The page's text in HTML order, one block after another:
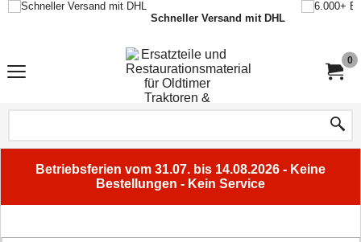
Schneller Versand mit DHL
0
Betriebsferien vom 31.07. bis 14.08.2026 - Keine
Bestellungen - Kein Service